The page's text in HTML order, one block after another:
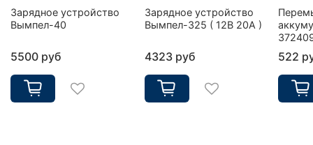
Зарядное устройство
Вымпел-40
5500 руб
Зарядное устройство
Вымпел-325 ( 12В 20А )
4323 руб 522